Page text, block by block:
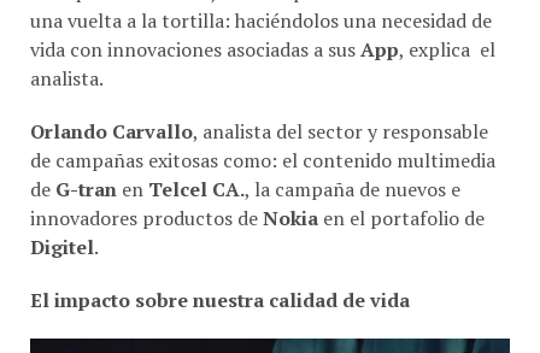
una vuelta a la tortilla: haciéndolos una necesidad de
vida con innovaciones asociadas a susApp, explica el
analista.
Orlando Carvallo
, analista del sector y responsable
de campañas exitosas como: el contenido multimedia
de G-tranen Telcel CA., la campaña de nuevos e
innovadores productos deNokiaen el portafolio de
Digitel.
El impacto sobre nuestra calidad de vida